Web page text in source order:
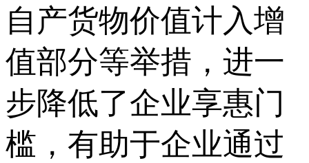
自产货物价值计入增
值部分等举措，进一
步降低了企业享惠门
槛，有助于企业通过